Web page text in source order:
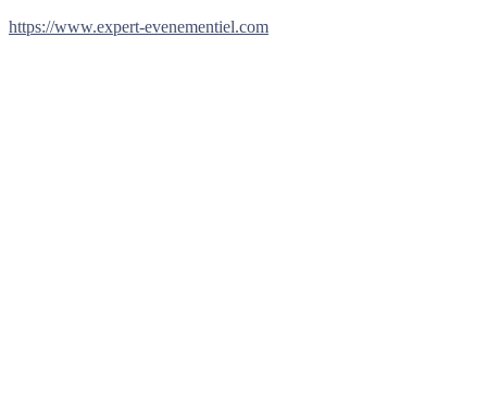
https://www.expert-evenementiel.com